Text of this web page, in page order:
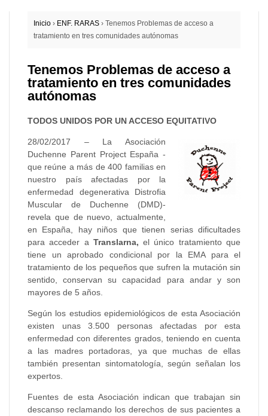
Inicio › ENF. RARAS › Tenemos Problemas de acceso a
tratamiento en tres comunidades autónomas
Tenemos Problemas de acceso a
tratamiento en tres comunidades
autónomas
TODOS UNIDOS POR UN ACCESO EQUITATIVO
28/02/2017 – La Asociación
Duchenne Parent Project España -
que reúne a más de 400 familias en
nuestro país afectadas por la
enfermedad degenerativa Distrofia
Muscular de Duchenne (DMD)-
revela que de nuevo, actualmente,
en España, hay niños que tienen serias dificultades
para acceder a Translarna, el único tratamiento que
tiene un aprobado condicional por la EMA para el
tratamiento de los pequeños que sufren la mutación sin
sentido, conservan su capacidad para andar y son
mayores de 5 años.
Según los estudios epidemiológicos de esta Asociación
existen unas 3.500 personas afectadas por esta
enfermedad con diferentes grados, teniendo en cuenta
a las madres portadoras, ya que muchas de ellas
también presentan sintomatología, según señalan los
expertos.
Fuentes de esta Asociación indican que trabajan sin
descanso reclamando los derechos de sus pacientes a